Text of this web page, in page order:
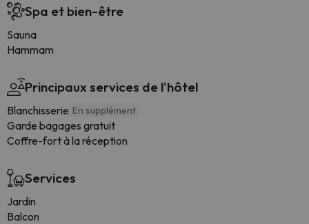
Spa et bien-être
Sauna
Hammam
Principaux services de l'hôtel
Blanchisserie En supplément
Garde bagages gratuit
Coffre-fort à la réception
Services
Jardin
Balcon